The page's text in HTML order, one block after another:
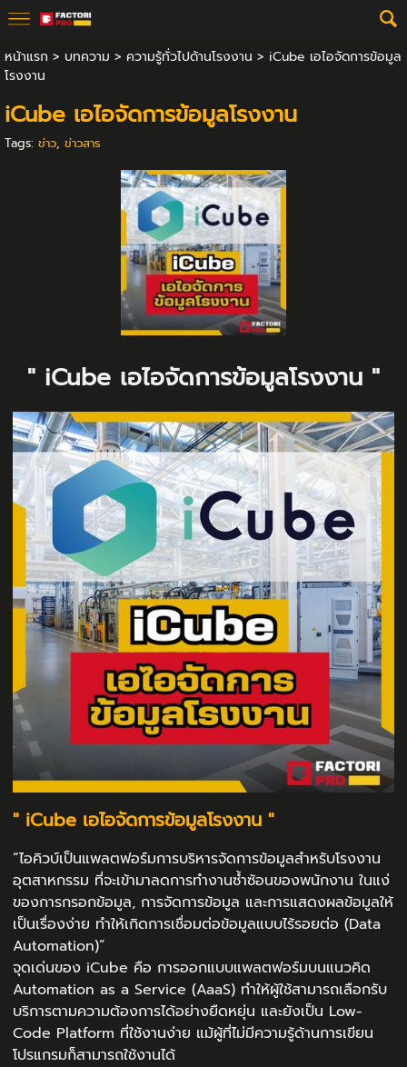
หน้าแรก > บทความ > ความรู้ทั่วไปด้านโรงงาน > iCube เอไอจัดการข้อมูล
โรงงาน
iCube เอไอจัดการข้อมูลโรงงาน
Tags: ข่าว, ข่าวสาร
" iCube เอไอจัดการข้อมูลโรงงาน "
" iCube เอไอจัดการข้อมูลโรงงาน "
“ไอคิวบ์เป็นแพลตฟอร์มการบริหารจัดการข้อมูลสำหรับโรงงาน
อุตสาหกรรม ที่จะเข้ามาลดการทำงานซ้ำซ้อนของพนักงาน ในแง่
ของการกรอกข้อมูล, การจัดการข้อมูล และการแสดงผลข้อมูลให้
เป็นเรื่องง่าย ทำให้เกิดการเชื่อมต่อข้อมูลแบบไร้รอยต่อ (Data
Automation)”
จุดเด่นของ iCube คือ การออกแบบแพลตฟอร์มบนแนวคิด
Automation as a Service (AaaS) ทำให้ผู้ใช้สามารถเลือกรับ
บริการตามความต้องการได้อย่างยืดหยุ่น และยังเป็น Low-
Code Platform ที่ใช้งานง่าย แม้ผู้ที่ไม่มีความรู้ด้านการเขียน
โปรแกรมก็สามารถใช้งานได้